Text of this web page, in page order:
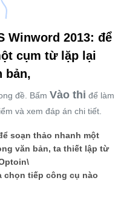
Winword 2013: để
cụm từ lặp lại
bản,
đề. Bấm Vào thi để làm
và xem đáp án chi tiết.
soạn thảo nhanh một
văn bản, ta thiết lập từ
chọn tiếp công cụ nào